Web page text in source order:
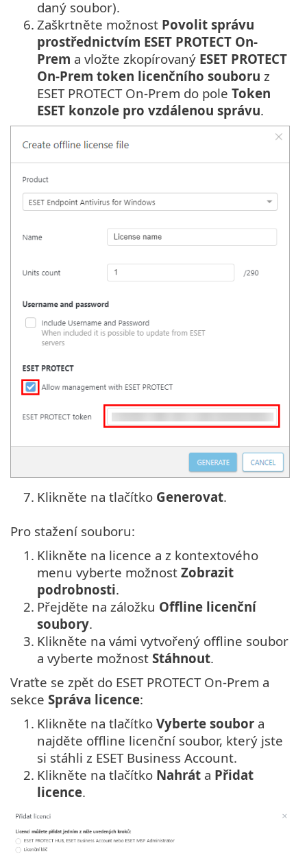
daný soubor).
6. Zaškrtněte možnost Povolit správu
prostřednictvím ESET PROTECT On-
Prem a vložte zkopírovaný ESET PROTECT
On-Prem token licenčního souboru z
ESET PROTECT On-Prem do pole Token
ESET konzole pro vzdálenou správu.
7. Klikněte na tlačítko Generovat.
Pro stažení souboru:
1. Klikněte na licence a z kontextového
menu vyberte možnost Zobrazit
podrobnosti.
2. Přejděte na záložku Offline licenční
soubory.
3. Klikněte na vámi vytvořený offline soubor
a vyberte možnost Stáhnout.
Vraťte se zpět do ESET PROTECT On-Prem a
sekce Správa licence:
1. Klikněte na tlačítko Vyberte soubor a
najděte offline licenční soubor, který jste
si stáhli z ESET Business Account.
2. Klikněte na tlačítko Nahrát a Přidat
licence.